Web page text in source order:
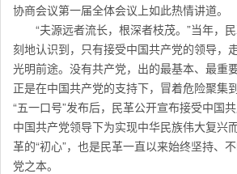
协商会议第一届全体会议上如此热情讲道。
“夫源远者流长，根深者枝茂。”当年，
刻地认识到，只有接受中国共产党的领导，
光明前途。没有共产党，出的最基本、最重
正是在中国共产党的支持下，冒着危险聚集
“五一口号”发布后，民革公开宣布接受中国
中国共产党领导下为实现中华民族伟大复兴
革的“初心”，也是民革一直以来始终坚持、
党之本。